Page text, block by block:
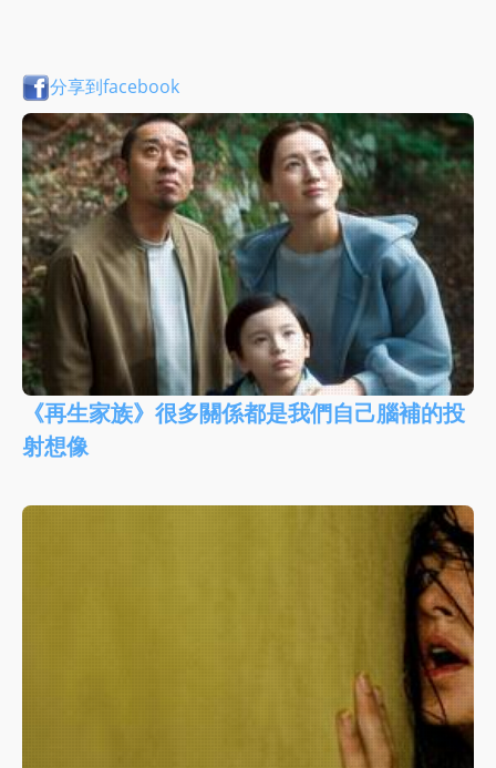
分享到facebook
《再生家族》很多關係都是我們自己腦補的投
射想像